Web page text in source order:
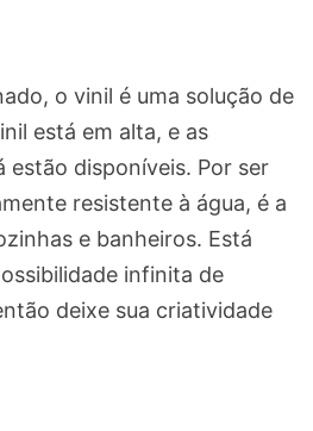
o vinil é uma solução de
está em alta, e as
estão disponíveis. Por ser
resistente à água, é a
e banheiros. Está
infinita de
deixe sua criatividade